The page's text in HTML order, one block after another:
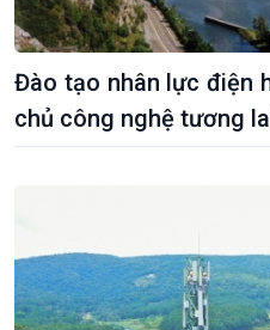
Giới thiệu
Đào tạo nhân lực điện
chủ công nghệ tương